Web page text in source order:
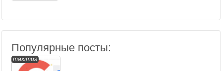
Популярные посты:
maximus